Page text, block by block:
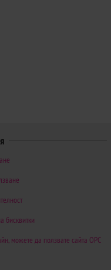
бисквитки
можете да ползвате сайта ОРС